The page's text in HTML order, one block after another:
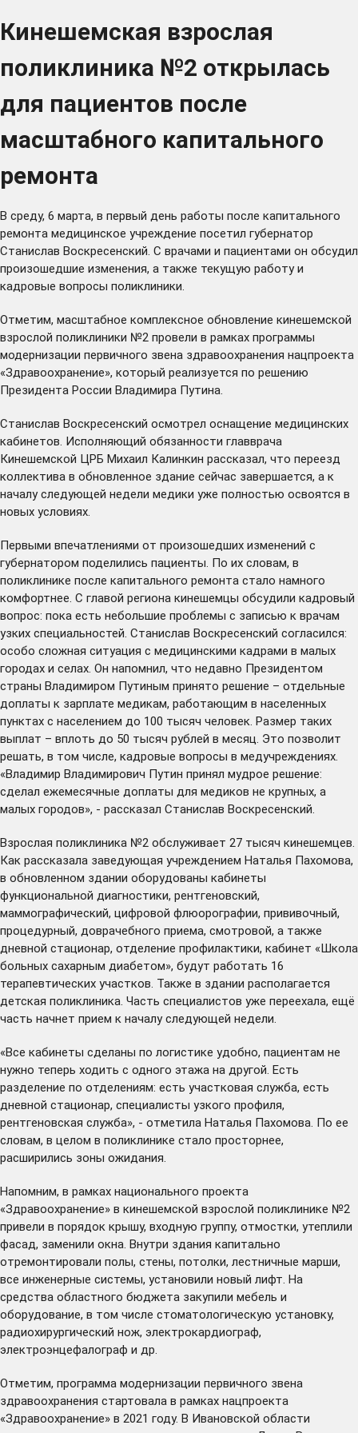
Кинешемская взрослая
поликлиника №2 открылась
для пациентов после
масштабного капитального
ремонта
В среду, 6 марта, в первый день работы после капитального
ремонта медицинское учреждение посетил губернатор
Станислав Воскресенский. С врачами и пациентами он обсудил
произошедшие изменения, а также текущую работу и
кадровые вопросы поликлиники.
Отметим, масштабное комплексное обновление кинешемской
взрослой поликлиники №2 провели в рамках программы
модернизации первичного звена здравоохранения нацпроекта
«Здравоохранение», который реализуется по решению
Президента России Владимира Путина.
Станислав Воскресенский осмотрел оснащение медицинских
кабинетов. Исполняющий обязанности главврача
Кинешемской ЦРБ Михаил Калинкин рассказал, что переезд
коллектива в обновленное здание сейчас завершается, а к
началу следующей недели медики уже полностью освоятся в
новых условиях.
Первыми впечатлениями от произошедших изменений с
губернатором поделились пациенты. По их словам, в
поликлинике после капитального ремонта стало намного
комфортнее. С главой региона кинешемцы обсудили кадровый
вопрос: пока есть небольшие проблемы с записью к врачам
узких специальностей. Станислав Воскресенский согласился:
особо сложная ситуация с медицинскими кадрами в малых
городах и селах. Он напомнил, что недавно Президентом
страны Владимиром Путиным принято решение – отдельные
доплаты к зарплате медикам, работающим в населенных
пунктах с населением до 100 тысяч человек. Размер таких
выплат – вплоть до 50 тысяч рублей в месяц. Это позволит
решать, в том числе, кадровые вопросы в медучреждениях.
«Владимир Владимирович Путин принял мудрое решение:
сделал ежемесячные доплаты для медиков не крупных, а
малых городов», - рассказал Станислав Воскресенский.
Взрослая поликлиника №2 обслуживает 27 тысяч кинешемцев.
Как рассказала заведующая учреждением Наталья Пахомова,
в обновленном здании оборудованы кабинеты
функциональной диагностики, рентгеновский,
маммографический, цифровой флюорографии, прививочный,
процедурный, доврачебного приема, смотровой, а также
дневной стационар, отделение профилактики, кабинет «Школа
больных сахарным диабетом», будут работать 16
терапевтических участков. Также в здании располагается
детская поликлиника. Часть специалистов уже переехала, ещё
часть начнет прием к началу следующей недели.
«Все кабинеты сделаны по логистике удобно, пациентам не
нужно теперь ходить с одного этажа на другой. Есть
разделение по отделениям: есть участковая служба, есть
дневной стационар, специалисты узкого профиля,
рентгеновская служба», - отметила Наталья Пахомова. По ее
словам, в целом в поликлинике стало просторнее,
расширились зоны ожидания.
Напомним, в рамках национального проекта
«Здравоохранение» в кинешемской взрослой поликлинике №2
привели в порядок крышу, входную группу, отмостки, утеплили
фасад, заменили окна. Внутри здания капитально
отремонтировали полы, стены, потолки, лестничные марши,
все инженерные системы, установили новый лифт. На
средства областного бюджета закупили мебель и
оборудование, в том числе стоматологическую установку,
радиохирургический нож, электрокардиограф,
электроэнцефалограф и др.
Отметим, программа модернизации первичного звена
здравоохранения стартовала в рамках нацпроекта
«Здравоохранение» в 2021 году. В Ивановской области